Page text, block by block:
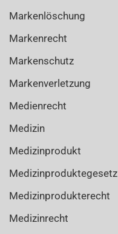
Markenlöschung
Markenrecht
Markenschutz
Markenverletzung
Medienrecht
Medizin
Medizinprodukt
Medizinproduktegesetz
Medizinprodukterecht
Medizinrecht